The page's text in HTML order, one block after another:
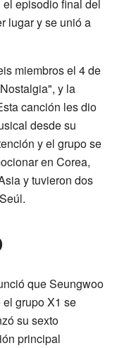
episodio final del
lugar y se unió a
miembros el 4 de
y la
canción les dio
desde su
y el grupo se
en Corea,
y tuvieron dos
que Seungwoo
grupo X1 se
su sexto
principal